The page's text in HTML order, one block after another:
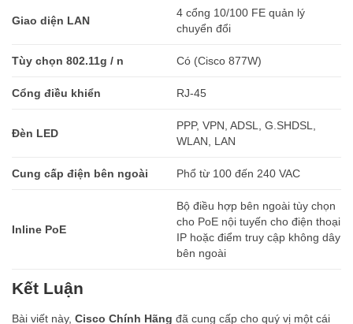
Giao diện LAN
4 cổng 10/100 FE quản lý
chuyển đổi
Tùy chọn 802.11g / n Có (Cisco 877W)
Cổng điều khiển RJ-45
Đèn LED
PPP, VPN, ADSL, G.SHDSL,
WLAN, LAN
Cung cấp điện bên ngoài Phổ từ 100 đến 240 VAC
Inline PoE
Bộ điều hợp bên ngoài tùy chọn
cho PoE nội tuyến cho điện thoại
IP hoặc điểm truy cập không dây
bên ngoài
Kết Luận
Bài viết này, Cisco Chính Hãng đã cung cấp cho quý vị một cái